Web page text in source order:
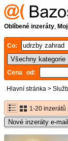
Oblíbené inzeráty,
Co:
Cena od:
Hlavní stránka >
1-20 inzerátů
Nové inzeráty e-